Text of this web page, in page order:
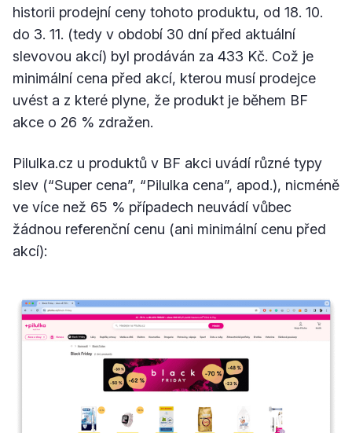
historii prodejní ceny tohoto produktu, od 18. 10.
do 3. 11. (tedy v období 30 dní před aktuální
slevovou akcí) byl prodáván za 433 Kč. Což je
minimální cena před akcí, kterou musí prodejce
uvést a z které plyne, že produkt je během BF
akce o 26 % zdražen.
Pilulka.cz u produktů v BF akci uvádí různé typy
slev (“Super cena”, “Pilulka cena”, apod.), nicméně
ve více než 65 % případech neuvádí vůbec
žádnou referenční cenu (ani minimální cenu před
akcí):